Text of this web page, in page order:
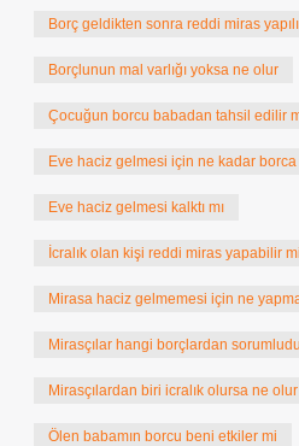
Borç geldikten sonra reddi miras
Borçlunun mal varlığı yoksa ne olur
Çocuğun borcu babadan tahsil edilir
Eve haciz gelmesi için ne kadar
Eve haciz gelmesi kalktı mı
İcralık olan kişi reddi miras yapabilir mi
Mirasa haciz gelmemesi için ne
Mirasçılar hangi borçlardan
Mirasçılardan biri icralık olursa ne olur
Ölen babamın borcu beni etkiler mi